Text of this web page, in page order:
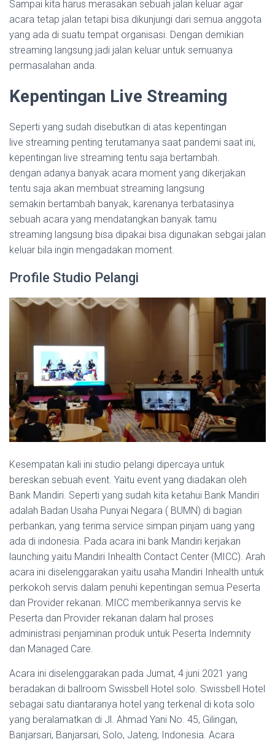
Sampai kita harus merasakan sebuah jalan keluar agar
acara tetap jalan tetapi bisa dikunjungi dari semua anggota
yang ada di suatu tempat organisasi. Dengan demikian
streaming langsung jadi jalan keluar untuk semuanya
permasalahan anda.
Kepentingan Live Streaming
Seperti yang sudah disebutkan di atas kepentingan
live streaming penting terutamanya saat pandemi saat ini,
kepentingan live streaming tentu saja bertambah.
dengan adanya banyak acara moment yang dikerjakan
tentu saja akan membuat streaming langsung
semakin bertambah banyak, karenanya terbatasinya
sebuah acara yang mendatangkan banyak tamu
streaming langsung bisa dipakai bisa digunakan sebgai jalan
keluar bila ingin mengadakan moment.
Profile Studio Pelangi
Kesempatan kali ini studio pelangi dipercaya untuk
bereskan sebuah event. Yaitu event yang diadakan oleh
Bank Mandiri. Seperti yang sudah kita ketahui Bank Mandiri
adalah Badan Usaha Punyai Negara ( BUMN) di bagian
perbankan, yang terima service simpan pinjam uang yang
ada di indonesia. Pada acara ini bank Mandiri kerjakan
launching yaitu Mandiri Inhealth Contact Center (MICC). Arah
acara ini diselenggarakan yaitu usaha Mandiri Inhealth untuk
perkokoh servis dalam penuhi kepentingan semua Peserta
dan Provider rekanan. MICC memberikannya servis ke
Peserta dan Provider rekanan dalam hal proses
administrasi penjaminan produk untuk Peserta Indemnity
dan Managed Care.
Acara ini diselenggarakan pada Jumat, 4 juni 2021 yang
beradakan di ballroom Swissbell Hotel solo. Swissbell Hotel
sebagai satu diantaranya hotel yang terkenal di kota solo
yang beralamatkan di Jl. Ahmad Yani No. 45, Gilingan,
Banjarsari, Banjarsari, Solo, Jateng, Indonesia. Acara